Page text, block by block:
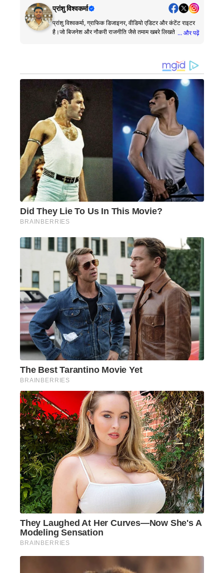
प्रांशु विश्वकर्मा
प्रांशु विश्वकर्मा, ग्राफिक डिजाइनर, वीडियो एडिटर और कंटेंट राइटर
है।जो बिजनेश और नौकरी राजनीति जैसे तमाम खबरे लिखते है।... और पढ़ें